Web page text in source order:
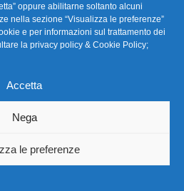
oppure abilitarne soltanto alcuni
nella sezione “Visualizza le preferenze”
e per informazioni sul trattamento dei
la privacy policy & Cookie Policy;
Accetta
Nega
le preferenze
Policy
Seguici